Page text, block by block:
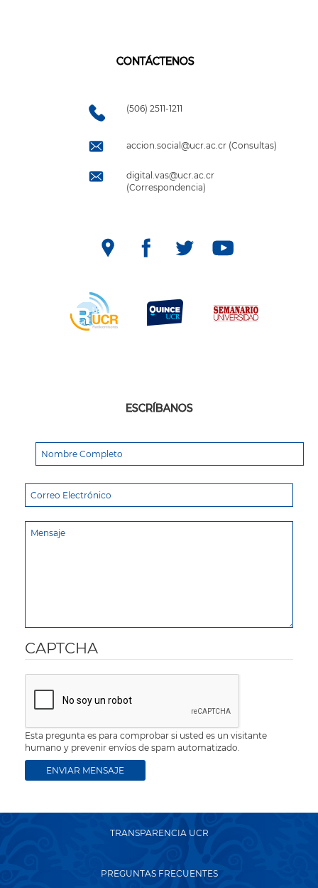
CONTÁCTENOS
(506) 2511-1211
accion.social@ucr.ac.cr (Consultas)
digital.vas@ucr.ac.cr
(Correspondencia)
ESCRÍBANOS
CAPTCHA
Esta pregunta es para comprobar si usted es un visitante
humano y prevenir envíos de spam automatizado.
TRANSPARENCIA UCR
PREGUNTAS FRECUENTES